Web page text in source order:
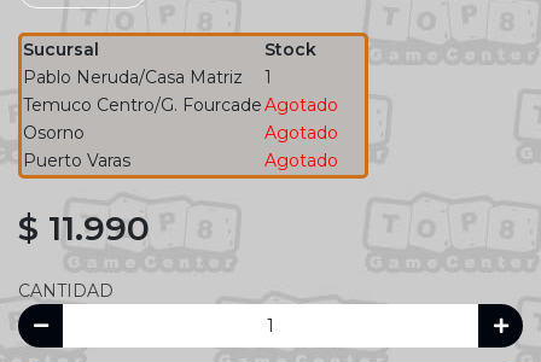
Sucursal
Stock
Pablo Neruda/Casa Matriz
1
Temuco Centro/G. FourcadeAgotado
Osorno
Agotado
Puerto Varas
Agotado
$ 11.990
CANTIDAD